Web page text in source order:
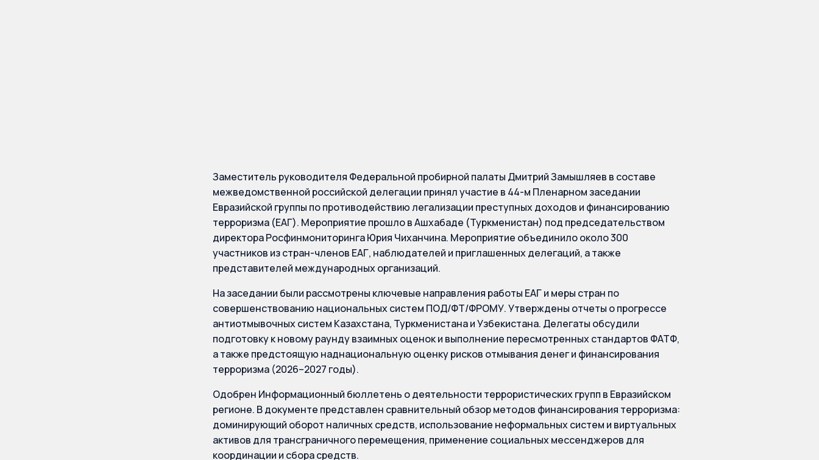
Заместитель руководителя Федеральной пробирной палаты Дмитрий Замышляев в составе
межведомственной российской делегации принял участие в 44-м Пленарном заседании
Евразийской группы по противодействию легализации преступных доходов и финансированию
терроризма (ЕАГ). Мероприятие прошло в Ашхабаде (Туркменистан) под председательством
директора Росфинмониторинга Юрия Чиханчина. Мероприятие объединило около 300
участников из стран-членов ЕАГ, наблюдателей и приглашенных делегаций, а также
представителей международных организаций.
На заседании были рассмотрены ключевые направления работы ЕАГ и меры стран по
совершенствованию национальных систем ПОД/ФТ/ФРОМУ. Утверждены отчеты о прогрессе
антиотмывочных систем Казахстана, Туркменистана и Узбекистана. Делегаты обсудили
подготовку к новому раунду взаимных оценок и выполнение пересмотренных стандартов ФАТФ,
а также предстоящую наднациональную оценку рисков отмывания денег и финансирования
терроризма (2026–2027 годы).
Одобрен Информационный бюллетень о деятельности террористических групп в Евразийском
регионе. В документе представлен сравнительный обзор методов финансирования терроризма:
доминирующий оборот наличных средств, использование неформальных систем и виртуальных
активов для трансграничного перемещения, применение социальных мессенджеров для
координации и сбора средств.